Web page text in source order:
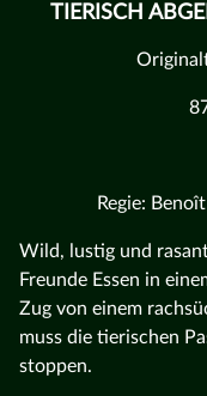
TIERISCH
Regie:
Wild, lustig und
Freunde Essen in
Zug von einem
muss die tierischen
stoppen.